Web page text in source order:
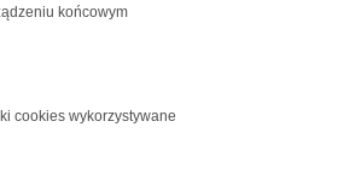
końcowym
cookies wykorzystywane